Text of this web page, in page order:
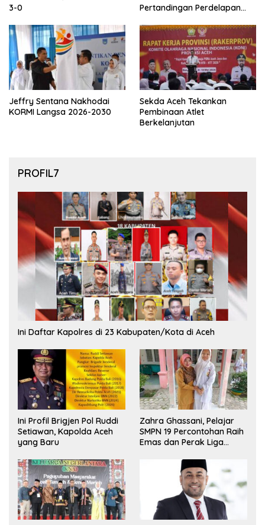
3-0
Pertandingan Perdelapan
Jeffry Sentana Nakhodai
KORMI Langsa 2026-2030
Sekda Aceh Tekankan
Pembinaan Atlet
Berkelanjutan
PROFIL7
Ini Daftar Kapolres di 23 Kabupaten/Kota di Aceh
Ini Profil Brigjen Pol Ruddi
Setiawan, Kapolda Aceh
yang Baru
Zahra Ghassani, Pelajar
SMPN 19 Percontohan Raih
Emas dan Perak Liga